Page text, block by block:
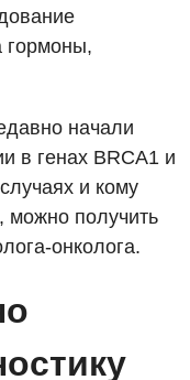
гормоны,
начали
в генах BRCA1 и
и кому
можно получить
онколога.